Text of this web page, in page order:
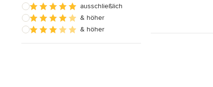
ausschließlich
& höher
& höher